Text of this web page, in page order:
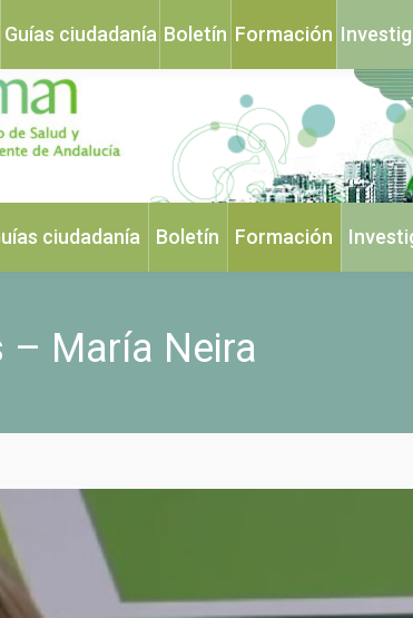
ciudadanía Boletín Formación
María Neira
Guías ciudadanía Boletín Formación